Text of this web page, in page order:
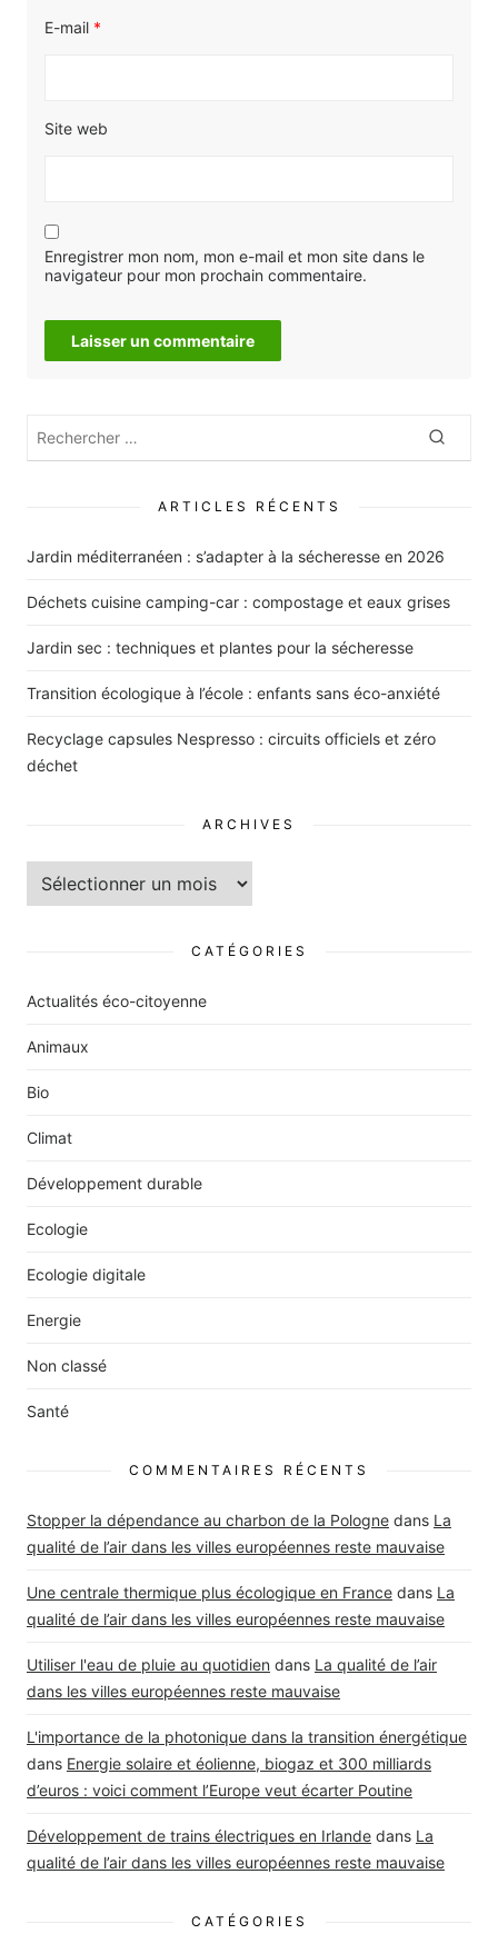
E-mail *
Site web
Enregistrer mon nom, mon e-mail et mon site dans le
navigateur pour mon prochain commentaire.
Rechercher
ARTICLES RÉCENTS
Jardin méditerranéen : s’adapter à la sécheresse en 2026
Déchets cuisine camping-car : compostage et eaux grises
Jardin sec : techniques et plantes pour la sécheresse
Transition écologique à l’école : enfants sans éco-anxiété
Recyclage capsules Nespresso : circuits officiels et zéro
déchet
ARCHIVES
Archives
CATÉGORIES
Actualités éco-citoyenne
Animaux
Bio
Climat
Développement durable
Ecologie
Ecologie digitale
Energie
Non classé
Santé
COMMENTAIRES RÉCENTS
Stopper la dépendance au charbon de la Pologne dans La
qualité de l’air dans les villes européennes reste mauvaise
Une centrale thermique plus écologique en France dans La
qualité de l’air dans les villes européennes reste mauvaise
Utiliser l'eau de pluie au quotidien dans La qualité de l’air
dans les villes européennes reste mauvaise
L'importance de la photonique dans la transition énergétique
dans Energie solaire et éolienne, biogaz et 300 milliards
d’euros : voici comment l’Europe veut écarter Poutine
Développement de trains électriques en Irlande dans La
qualité de l’air dans les villes européennes reste mauvaise
CATÉGORIES